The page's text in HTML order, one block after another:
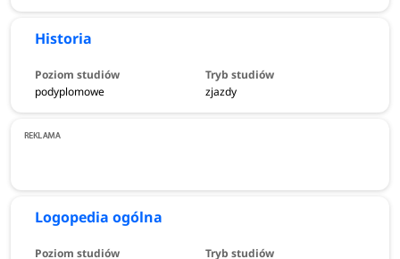
Historia
podyplomowe zjazdy
Logopedia ogólna